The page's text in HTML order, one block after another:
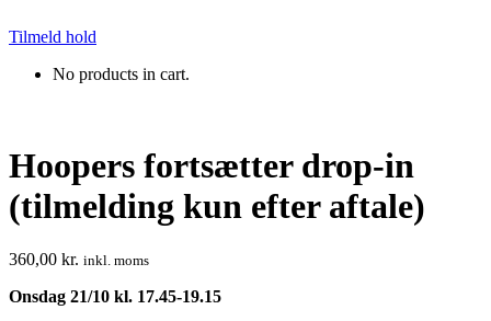
Tilmeld hold
No products in cart.
Hoopers fortsætter drop-in
(tilmelding kun efter aftale)
360,00 kr. inkl. moms
Onsdag 21/10 kl. 17.45-19.15